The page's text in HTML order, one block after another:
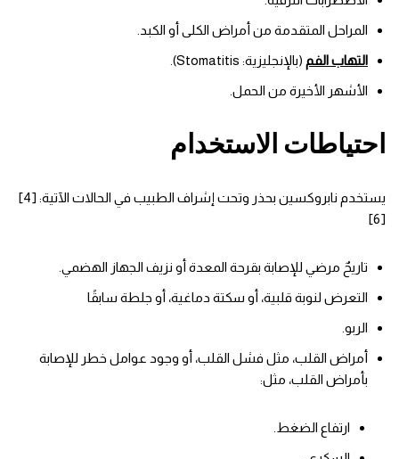
المراحل المتقدمة من أمراض الكلى أو الكبد.
التهاب الفم (بالإنجليزية: Stomatitis).
الأشهر الأخيرة من الحمل.
احتياطات الاستخدام
يستخدم نابروكسين بحذر وتحت إشراف الطبيب في الحالات الآتية: [4]
[6]
تاريحٌ مرضي للإصابة بقرحة المعدة أو نزيف الجهاز الهضمي.
التعرض لنوبة قلبية، أو سكتة دماغية، أو جلطة سابقًا
الربو.
أمراض القلب، مثل فشل القلب، أو وجود عوامل خطر للإصابة
بأمراض القلب، مثل:
ارتفاع الضغط.